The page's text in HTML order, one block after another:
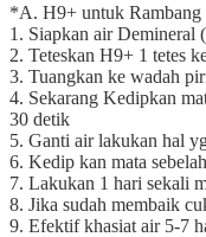
*A. H9+ untuk Rambang
1. Siapkan air Demineral
2. Teteskan H9+ 1 tetes
3. Tuangkan ke wadah
4. Sekarang Kedipkan
30 detik
5. Ganti air lakukan hal
6. Kedip kan mata
7. Lakukan 1 hari sekali
8. Jika sudah membaik
9. Efektif khasiat air 5-7